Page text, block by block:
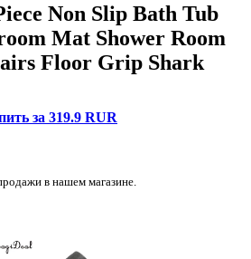
Non Slip Bath Tub
Mat Shower Room
Floor Grip Shark
за 319.9 RUR
в нашем магазине.